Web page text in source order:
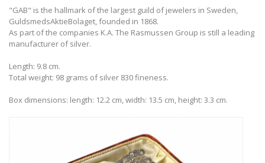
"GAB" is the hallmark of the largest guild of jewelers in Sweden,
GuldsmedsAktieBolaget, founded in 1868.
As part of the companies K.A. The Rasmussen Group is still a leading
manufacturer of silver.
Length: 9.8 cm.
Total weight: 98 grams of silver 830 fineness.
Box dimensions: length: 12.2 cm, width: 13.5 cm, height: 3.3 cm.